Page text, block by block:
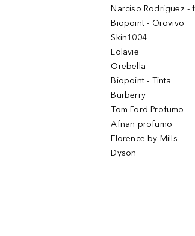
Narciso Rodriguez -
Biopoint - Orovivo
Skin1004
Lolavie
Orebella
Biopoint - Tinta
Burberry
Tom Ford Profumo
Afnan profumo
Florence by Mills
Dyson